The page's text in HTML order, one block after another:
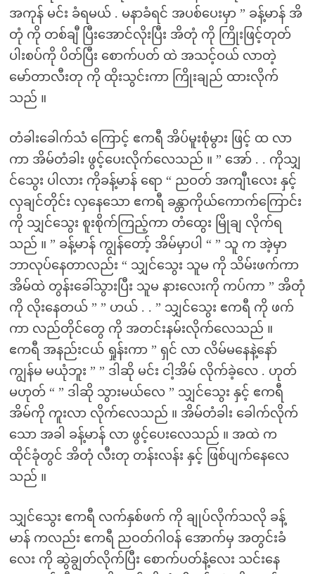
အကုန် မင်း ခံရမယ် . မနာခံရင် အပစ်ပေးမှာ ” ခန့်မာန် အိ
တုံ ကို တစ်ချီ ပြီးအောင်လိုးပြီး အိတုံ ကို ကြိုးဖြင့်တုတ်
ပါးစပ်ကို ပိတ်ပြီး စောက်ပတ် ထဲ အသင့်ဝယ် လာတဲ့
မော်တာလီးတု ကို ထိုးသွင်းကာ ကြိုးချည် ထားလိုက်
သည် ။
တံခါးခေါက်သံ ကြောင့် ဧကရီ အိပ်မူးစုံမွား ဖြင့် ထ လာ
ကာ အိမ်တံခါး ဖွင့်ပေးလိုက်လေသည် ။ ” အော် . . ကိုသျှ
င်သွေး ပါလား ကိုခန့်မာန် ရော “ ညဝတ် အကျီၤလေး နှင့်
လှချင်တိုင်း လှနေသော ဧကရီ ခန္တာကိုယ်ကောက်ကြောင်း
ကို သျှင်သွေး စူးစိုက်ကြည့်ကာ တံထွေး မြိုချ လိုက်ရ
သည် ။ ” ခန့်မာန် ကျွန်တော့် အိမ်မှာပါ “ ” သူ က အဲ့မှာ
ဘာလုပ်နေတာလည်း “ သျှင်သွေး သူမ ကို သိမ်းဖက်ကာ
အိမ်ထဲ တွန်းခေါ်သွားပြီး သူမ နားလေးကို ကပ်ကာ ” အိတုံ
ကို လိုးနေတယ် ” ” ဟယ် . . ” သျှင်သွေး ဧကရီ ကို ဖက်
ကာ လည်တိုင်တွေ ကို အတင်းနမ်းလိုက်လေသည် ။
ဧကရီ အနည်းငယ် ရှုန်းကာ ” ရှင် လာ လိမ်မနေနဲ့နော်
ကျွန်မ မယုံဘူး ” ” ဒါဆို မင်း ငါ့အိမ် လိုက်ခဲ့လေ . ဟုတ်
မဟုတ် “ ” ဒါဆို သွားမယ်လေ ” သျှင်သွေး နှင့် ဧကရီ
အိမ်ကို ကူးလာ လိုက်လေသည် ။ အိမ်တံခါး ခေါက်လိုက်
သော အခါ ခန့်မာန် လာ ဖွင့်ပေးလေသည် ။ အထဲ က
ထိုင်ခုံတွင် အိတုံ လီးတု တန်းလန်း နှင့် ဖြစ်ပျက်နေလေ
သည် ။
သျှင်သွေး ဧကရီ လက်နှစ်ဖက် ကို ချုပ်လိုက်သလို ခန့်
မာန် ကလည်း ဧကရီ ညဝတ်ဂါဝန် အောက်မှ အတွင်းခံ
လေး ကို ဆွဲချွတ်လိုက်ပြီး စောက်ပတ်နံ့လေး သင်းနေ